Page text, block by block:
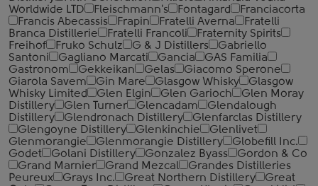
Worldwide LTD
Fleischmann's Fontagard
Franciacorta
Francis Abecassis
Frapin Fratelli Averna
Fratelli
Branca Distillerie
Fratelli ‎Francoli
Fraternity Spirits
Freihof
Fruko Schulz G & J Distillers
Gabriello
Santoni
Gagliano Marcati Gancia
GAS Familia
Gastronom
Gekkeikan Gelas
Giacomo Sperone
Giarola Savem
Gin Mare Glasgow Whisky
Glasgow
Whisky Limited
Glen Elgin Glen Garioch
Glen Moray
Distillery
Glen Turner Glencadam
Glendalough
Distillery
Glendronach Distillery
Glenfarclas Distillery
Glengoyne Distillery
Glenkinchie
Glenlivet
Glenmorangie
Glenmorangie Distillery
Globefill Inc.
Godet
Golani Distillery Gonzalez Byass
Gordon & Co
Grand Marnier
Grand Mezcal
Grandes Distilleries
Peureux
Grays Inc. Great Northern Distillery
Great